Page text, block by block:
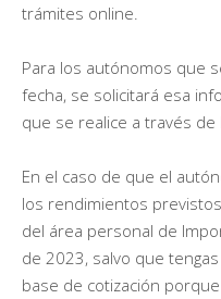
trámites online.
Para los autónomos que
fecha, se solicitará esa
que se realice a través de
En el caso de que el
los rendimientos
del área personal de
de 2023, salvo que
base de cotización